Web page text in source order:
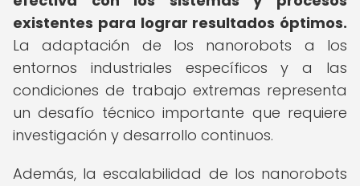
existentes para lograr resultados óptimos.
La adaptación de los nanorobots a los
entornos industriales específicos y a las
condiciones de trabajo extremas representa
un desafío técnico importante que requiere
investigación y desarrollo continuos.
Además, la escalabilidad de los nanorobots